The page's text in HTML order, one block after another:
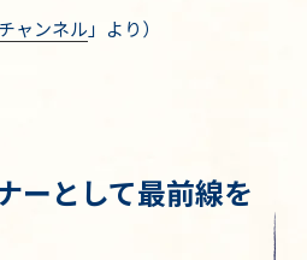
ャンネル 」より）
ーとして最前線を